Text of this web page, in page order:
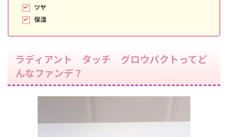
ツヤ
保湿
ラディアント タッチ グロウパクトってど
んなファンデ？